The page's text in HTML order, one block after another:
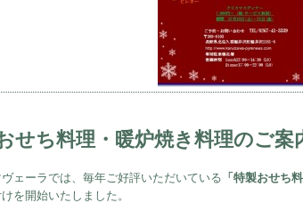
せち料理・暖炉焼き料理のご案
ェーラでは、毎年ご好評いただいている 「特製おせち
を開始いたしました。